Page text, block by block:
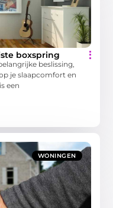
boxspring
beslissing,
je slaapcomfort en
een
WONINGEN